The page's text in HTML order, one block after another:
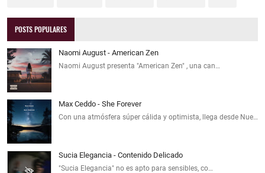
POSTS POPULARES
Naomi August - American Zen
Naomi August presenta "American Zen" , una can…
Max Ceddo - She Forever
Con una atmósfera súper cálida y optimista, llega desde Nue…
Sucia Elegancia - Contenido Delicado
"Sucia Elegancia" no es apto para sensibles, co…